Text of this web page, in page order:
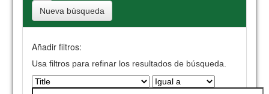
Nueva búsqueda
Añadir filtros:
Usa filtros para refinar los resultados de búsqueda.